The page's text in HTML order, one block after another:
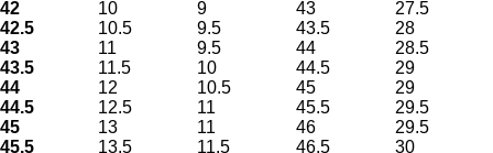
42
10 9 43
27.5
42.5
10.5 9.5 43.5
28
43
11 9.5 44
28.5
43.5
11.5 10 44.5
29
44
12 10.5 45
29
44.5
12.5 11 45.5
29.5
45
13 11 46
29.5
45.5
13.5 11.5 46.5
30